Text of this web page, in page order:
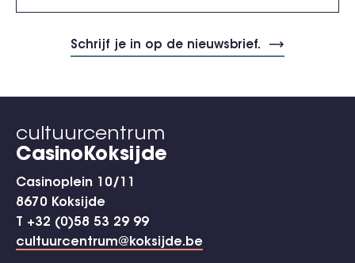
cultuurcentrum
CasinoKoksijde
Casinoplein 10/11
8670 Koksijde
T +32 (0)58 53 29 99
cultuurcentrum@koksijde.be